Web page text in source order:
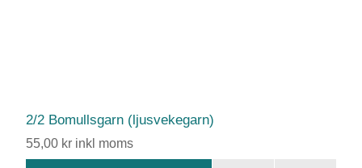
2/2 Bomullsgarn (ljusvekegarn)
55,00 kr inkl moms